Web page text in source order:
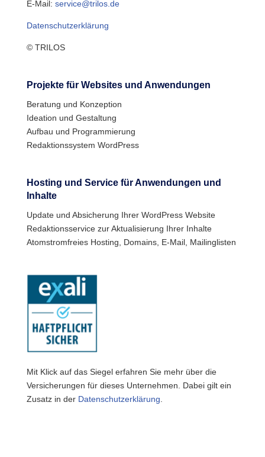
E-Mail: service@trilos.de
Datenschutzerklärung
© TRILOS
Projekte für Websites und Anwendungen
Beratung und Konzeption
Ideation und Gestaltung
Aufbau und Programmierung
Redaktionssystem WordPress
Hosting und Service für Anwendungen und
Inhalte
Update und Absicherung Ihrer WordPress Website
Redaktionsservice zur Aktualisierung Ihrer Inhalte
Atomstromfreies Hosting, Domains, E-Mail, Mailinglisten
Mit Klick auf das Siegel erfahren Sie mehr über die
Versicherungen für dieses Unternehmen. Dabei gilt ein
Zusatz in der Datenschutzerklärung